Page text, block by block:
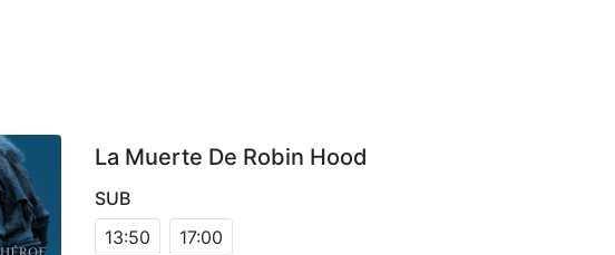
La Muerte De Robin Hood
SUB
13:50
17:00